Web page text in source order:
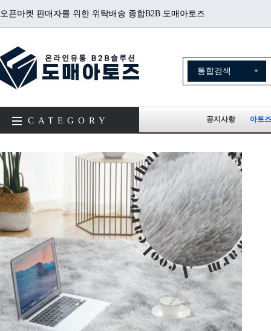
오픈마켓 판매자를 위한 위탁배송 종합B2B 도매아토즈
CATEGORY 공지사항 아토